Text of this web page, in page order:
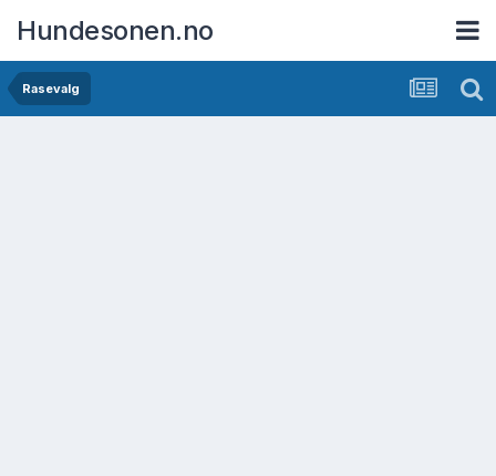
Hundesonen.no
Rasevalg